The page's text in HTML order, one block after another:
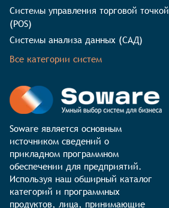
Системы управления торговой точкой
(POS)
Системы анализа данных (САД)
Все категории систем
Soware является основным
источником сведений о
прикладном программном
обеспечении для предприятий.
Используя наш обширный каталог
категорий и программных
продуктов, лица, принимающие